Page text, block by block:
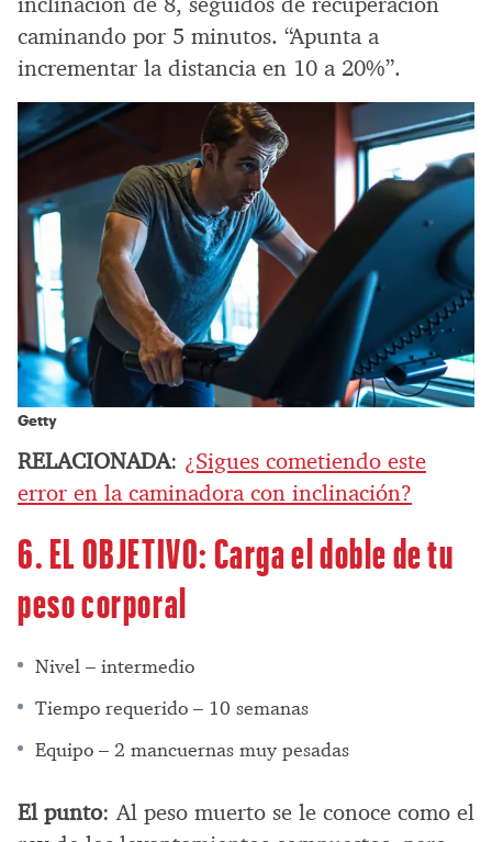
caminando por 5 minutos. “Apunta a
incrementar la distancia en 10 a 20%”.
Getty
RELACIONADA: ¿Sigues cometiendo este
error en la caminadora con inclinación?
6. EL OBJETIVO: Carga el doble de tu
peso corporal
Nivel – intermedio
Tiempo requerido – 10 semanas
Equipo – 2 mancuernas muy pesadas
El punto: Al peso muerto se le conoce como el